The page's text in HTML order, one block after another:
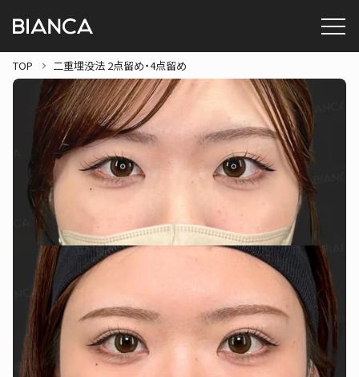
TOP 二重埋没法 2点留め・4点留め